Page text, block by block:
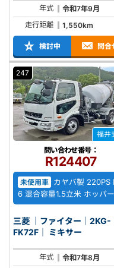
年式
令和7年9月
走行距離
1,550km
検討中 問合
247
福井
問い合わせ番号：
R124407
未使用車
カヤバ製 220PS
6 混合容量1.5立米 ホッパ
三菱 ｜ファイター｜2KG-
FK72F｜ ミキサー
年式
令和7年8月